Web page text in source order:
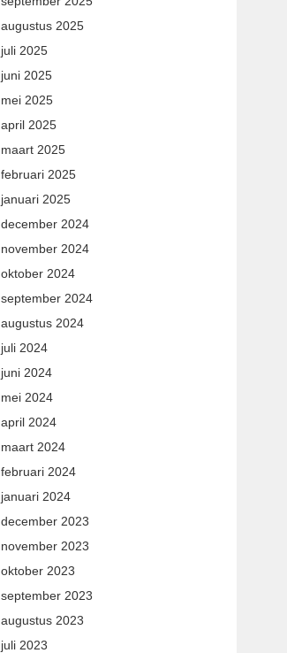
augustus 2025
juli 2025
juni 2025
mei 2025
april 2025
maart 2025
februari 2025
januari 2025
december 2024
november 2024
oktober 2024
september 2024
augustus 2024
juli 2024
juni 2024
mei 2024
april 2024
maart 2024
februari 2024
januari 2024
december 2023
november 2023
oktober 2023
september 2023
augustus 2023
juli 2023